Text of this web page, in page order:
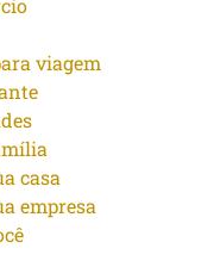
viagem
casa
empresa